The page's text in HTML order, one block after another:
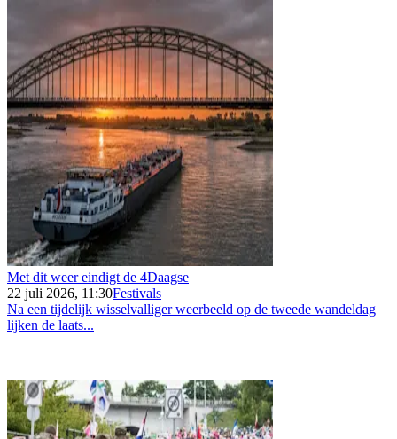
Met dit weer eindigt de 4Daagse
22 juli 2026, 11:30Festivals
Na een tijdelijk wisselvalliger weerbeeld op de tweede wandeldag
lijken de laats...